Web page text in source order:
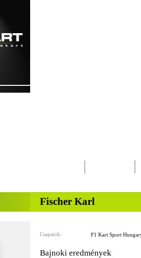
Fischer Karl
Csapatok: F1 Kart Sport
Bajnoki eredmények